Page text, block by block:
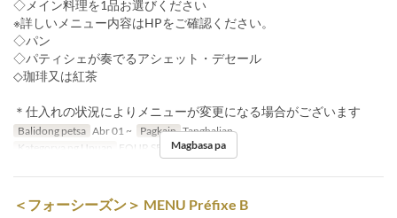
◇メイン料理を1品お選びください
※詳しいメニュー内容はHPをご確認ください。
◇パン
◇パティシェが奏でるアシェット・デセール
◇珈琲又は紅茶
＊仕入れの状況によりメニューが変更になる場合がございます
Balidong petsa Abr 01 ~ Pagkain Tanghalian
Kategorya ng Upuan
FOUR SEASONMagbasa pa
＜フォーシーズン＞ MENU Préfixe B